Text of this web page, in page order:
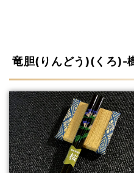
竜胆(りんどう)(くろ)-